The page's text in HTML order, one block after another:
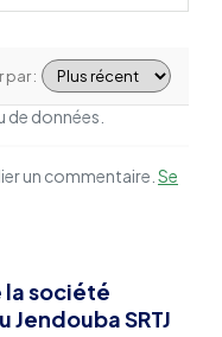
par :
de données.
un commentaire. Se
la société
SRTJ